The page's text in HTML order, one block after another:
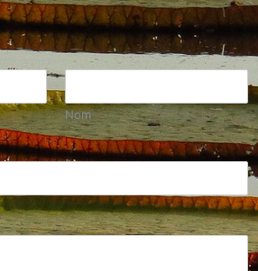
Nom